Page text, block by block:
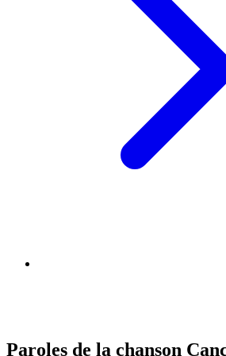
Paroles de la chanson